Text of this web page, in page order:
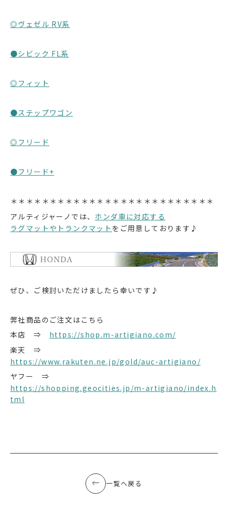
◎ヴェゼル RV系
●シビック FL系
◎フィット
●ステップワゴン
◎フリード
●フリード+
＊＊＊＊＊＊＊＊＊＊＊＊＊＊＊＊＊＊＊＊＊＊＊＊＊＊
アルティジャーノでは、 ホンダ車に対応する
ラグマットやトランクマット をご用意しております♪
ぜひ、ご検討いただけましたら幸いです♪
弊社商品のご注文はこちら
本店 ⇒ https://shop.m-artigiano.com/
楽天 ⇒
https://www.rakuten.ne.jp/gold/auc-artigiano/
ヤフー ⇒
https://shopping.geocities.jp/m-artigiano/index.h
tml
一覧へ戻る